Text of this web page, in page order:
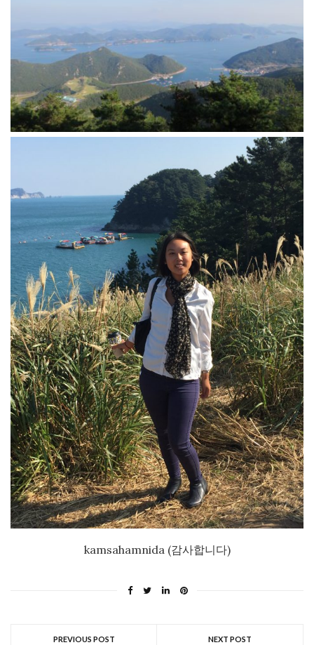
kamsahamnida (감사합니다)
PREVIOUS POST NEXT POST